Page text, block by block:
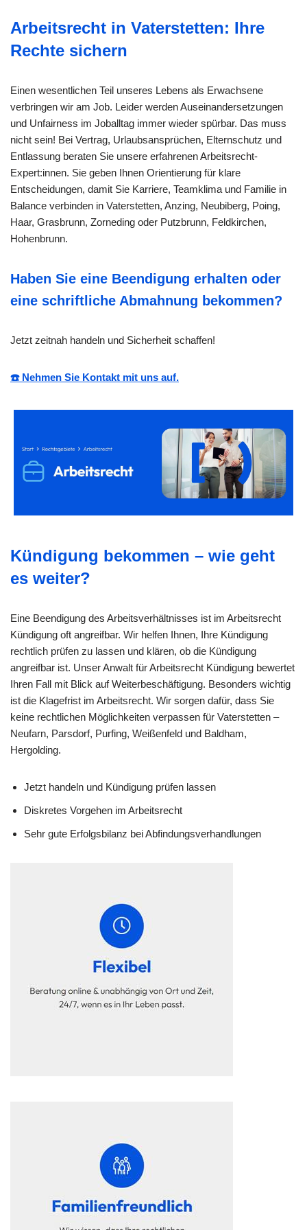
Arbeitsrecht in Vaterstetten: Ihre
Rechte sichern
Einen wesentlichen Teil unseres Lebens als Erwachsene
verbringen wir am Job. Leider werden Auseinandersetzungen
und Unfairness im Joballtag immer wieder spürbar. Das muss
nicht sein! Bei Vertrag, Urlaubsansprüchen, Elternschutz und
Entlassung beraten Sie unsere erfahrenen Arbeitsrecht-
Expert:innen. Sie geben Ihnen Orientierung für klare
Entscheidungen, damit Sie Karriere, Teamklima und Familie in
Balance verbinden in Vaterstetten, Anzing, Neubiberg, Poing,
Haar, Grasbrunn, Zorneding oder Putzbrunn, Feldkirchen,
Hohenbrunn.
Haben Sie eine Beendigung erhalten oder
eine schriftliche Abmahnung bekommen?
Jetzt zeitnah handeln und Sicherheit schaffen!
☎️ Nehmen Sie Kontakt mit uns auf.
Kündigung bekommen – wie geht
es weiter?
Eine Beendigung des Arbeitsverhältnisses ist im Arbeitsrecht
Kündigung oft angreifbar. Wir helfen Ihnen, Ihre Kündigung
rechtlich prüfen zu lassen und klären, ob die Kündigung
angreifbar ist. Unser Anwalt für Arbeitsrecht Kündigung bewertet
Ihren Fall mit Blick auf Weiterbeschäftigung. Besonders wichtig
ist die Klagefrist im Arbeitsrecht. Wir sorgen dafür, dass Sie
keine rechtlichen Möglichkeiten verpassen für Vaterstetten –
Neufarn, Parsdorf, Purfing, Weißenfeld und Baldham,
Hergolding.
Jetzt handeln und Kündigung prüfen lassen
Diskretes Vorgehen im Arbeitsrecht
Sehr gute Erfolgsbilanz bei Abfindungsverhandlungen